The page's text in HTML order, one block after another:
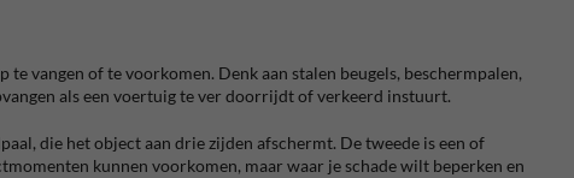
vangen of te voorkomen. Denk aan stalen beugels, beschermpalen,
als een voertuig te ver doorrijdt of verkeerd instuurt.
die het object aan drie zijden afschermt. De tweede is een of
kunnen voorkomen, maar waar je schade wilt beperken en